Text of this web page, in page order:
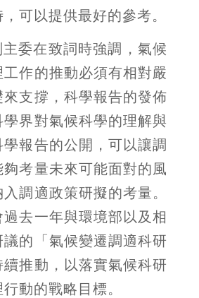
可以提供最好的參考。
委在致詞時強調，氣候
作的推動必須有相對嚴
支撐，科學報告的發佈
界對氣候科學的理解與
報告的公開，可以讓調
考量未來可能面對的風
調適政策研擬的考量。
過去一年與環境部以及相
議的「氣候變遷調適科研
推動，以落實氣候科研
動的戰略目標。